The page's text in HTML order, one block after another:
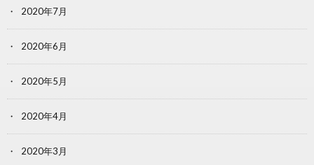
2020年7月
2020年6月
2020年5月
2020年4月
2020年3月